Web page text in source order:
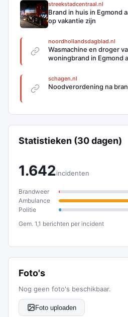
streekstadcentraal.nl
Brand in huis in Egmond
op vakantie zijn
noordhollandsdagblad.nl
Wasmachine en droger
woningbrand in Egmond
schagen.nl
Noodverordening na
Statistieken (30 dagen)
1.642incidenten
Brandweer
Ambulance
Politie
Gem. 1,1 berichten per incident
Foto's
Nog geen foto's beschikbaar.
Foto uploaden